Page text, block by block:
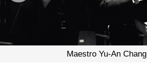
Maestro Yu-An Chang